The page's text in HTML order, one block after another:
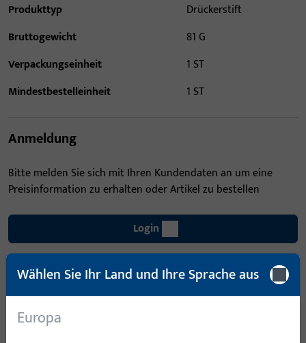
Produkttyp
Drückerstift
Bruttogewicht
81 G
Verpackungseinheit
1 ST
Mindestbestelleinheit
1 ST
Anmeldung
Bitte melden Sie sich mit Ihren Kundendaten an um eine
Preisinformation zu erhalten oder Artikel zu bestellen
Login
Account erstellen
Wählen Sie Ihr Land und Ihre Sprache aus
Europa